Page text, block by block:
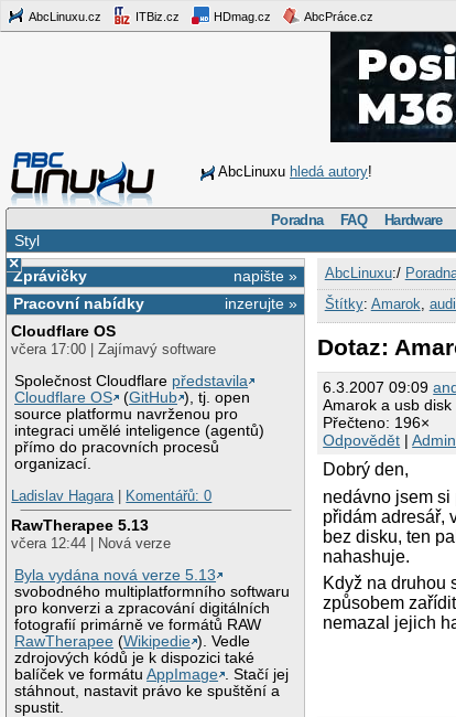
AbcLinuxu.cz ITBiz.cz HDmag.cz AbcPráce.cz
AbcLinuxu hledá autory!
Poradna FAQ Hardware
Styl
×
napište »
Zprávičky
inzerujte »
Pracovní nabídky
Cloudflare OS
včera 17:00 | Zajímavý software
Společnost Cloudflare představila
Cloudflare OS
(GitHub ), tj. open
source platformu navrženou pro
integraci umělé inteligence (agentů)
přímo do pracovních procesů
organizací.
Ladislav Hagara| Komentářů: 0
RawTherapee 5.13
včera 12:44 | Nová verze
Byla vydána nová verze 5.13
svobodného multiplatformního softwaru
pro konverzi a zpracování digitálních
fotografií primárně ve formátů RAW
RawTherapee (Wikipedie ). Vedle
zdrojových kódů je k dispozici také
balíček ve formátuAppImage
. Stačí jej
stáhnout, nastavit právo ke spuštění a
spustit.
AbcLinuxu:/
Štítky: Amarok
Dotaz:
6.3.2007 09:09
Amarok a usb disk
Přečteno: 196×
Odpovědět |Admin
Dobrý den,
nedávno jsem
přidám adresář,
bez disku, ten
nahashuje.
Když na druhou
způsobem
nemazal jejich